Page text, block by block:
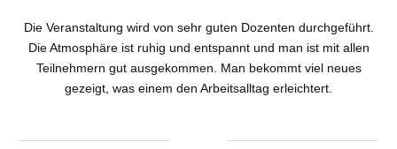
Die Veranstaltung wird von sehr guten Dozenten durchgeführt.
Die Atmosphäre ist ruhig und entspannt und man ist mit allen
Teilnehmern gut ausgekommen. Man bekommt viel neues
gezeigt, was einem den Arbeitsalltag erleichtert.